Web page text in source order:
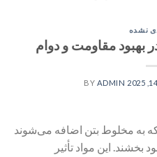
نشده
بهبود مقاومت و دوام
ADMIN
که به مخلوط بتن اضافه می‌شوند
این مواد تأثیر